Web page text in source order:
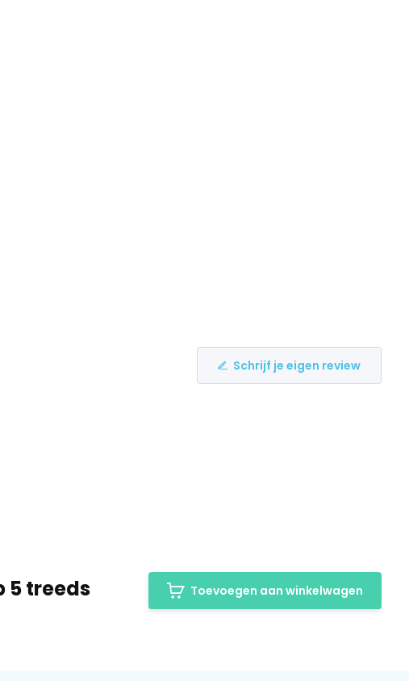
Schrijf je eigen review
5 treeds Toevoegen aan winkelwagen